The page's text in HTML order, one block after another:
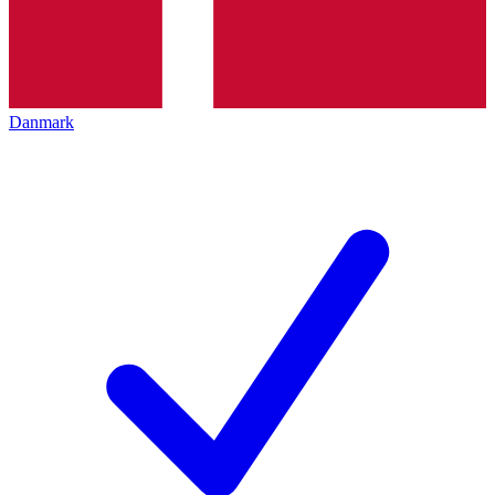
Danmark